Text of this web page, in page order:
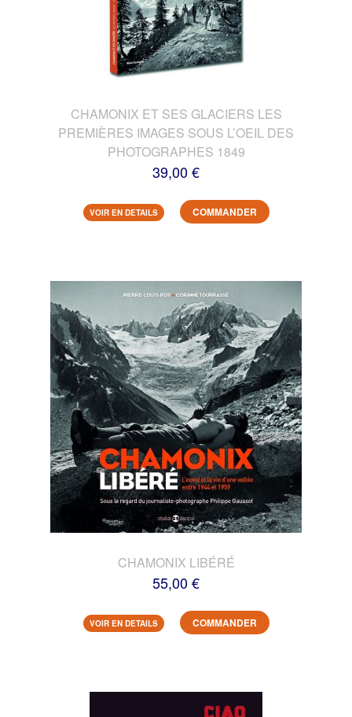
CHAMONIX ET SES GLACIERS LES
PREMIÈRES IMAGES SOUS L’OEIL DES
PHOTOGRAPHES 1849
39,00 €
VOIR EN DETAILS COMMANDER
CHAMONIX LIBÉRÉ
55,00 €
VOIR EN DETAILS COMMANDER